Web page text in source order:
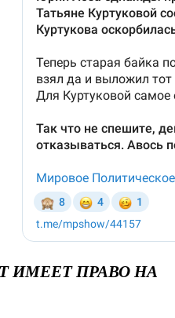
ИМЕЕТ ПРАВО НА